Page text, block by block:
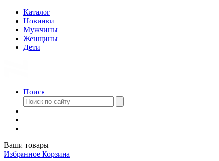
Каталог
Новинки
Мужчины
Женщины
Дети
Поиск
Ваши товары
Избранное Корзина